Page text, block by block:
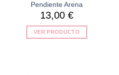
Pendiente Arena
13,00 €
VER PRODUCTO